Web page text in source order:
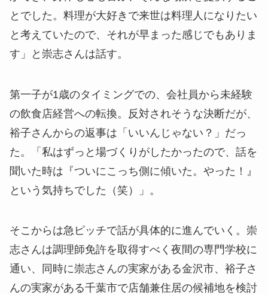
とでした。料理が大好きで来世は料理人になりたい
と考えていたので、それが早まった感じでもありま
す」と崇志さんは話す。
第一子が1歳のタイミングでの、会社員から未経験
の飲食店経営への転換。反対されそうな決断だが、
裕子さんからの返事は「いいんじゃない？」だっ
た。「私はずっと場づくりがしたかったので、話を
聞いた時は『ついにこっち側に傾いた。やった！』
という気持ちでした（笑）」。
そこからは急ピッチで話が具体的に進んでいく。崇
志さんは調理師免許を取得すべく夜間の専門学校に
通い、同時に崇志さんの実家がある金沢市、裕子さ
んの実家がある千葉市で店舗兼住居の候補地を検討